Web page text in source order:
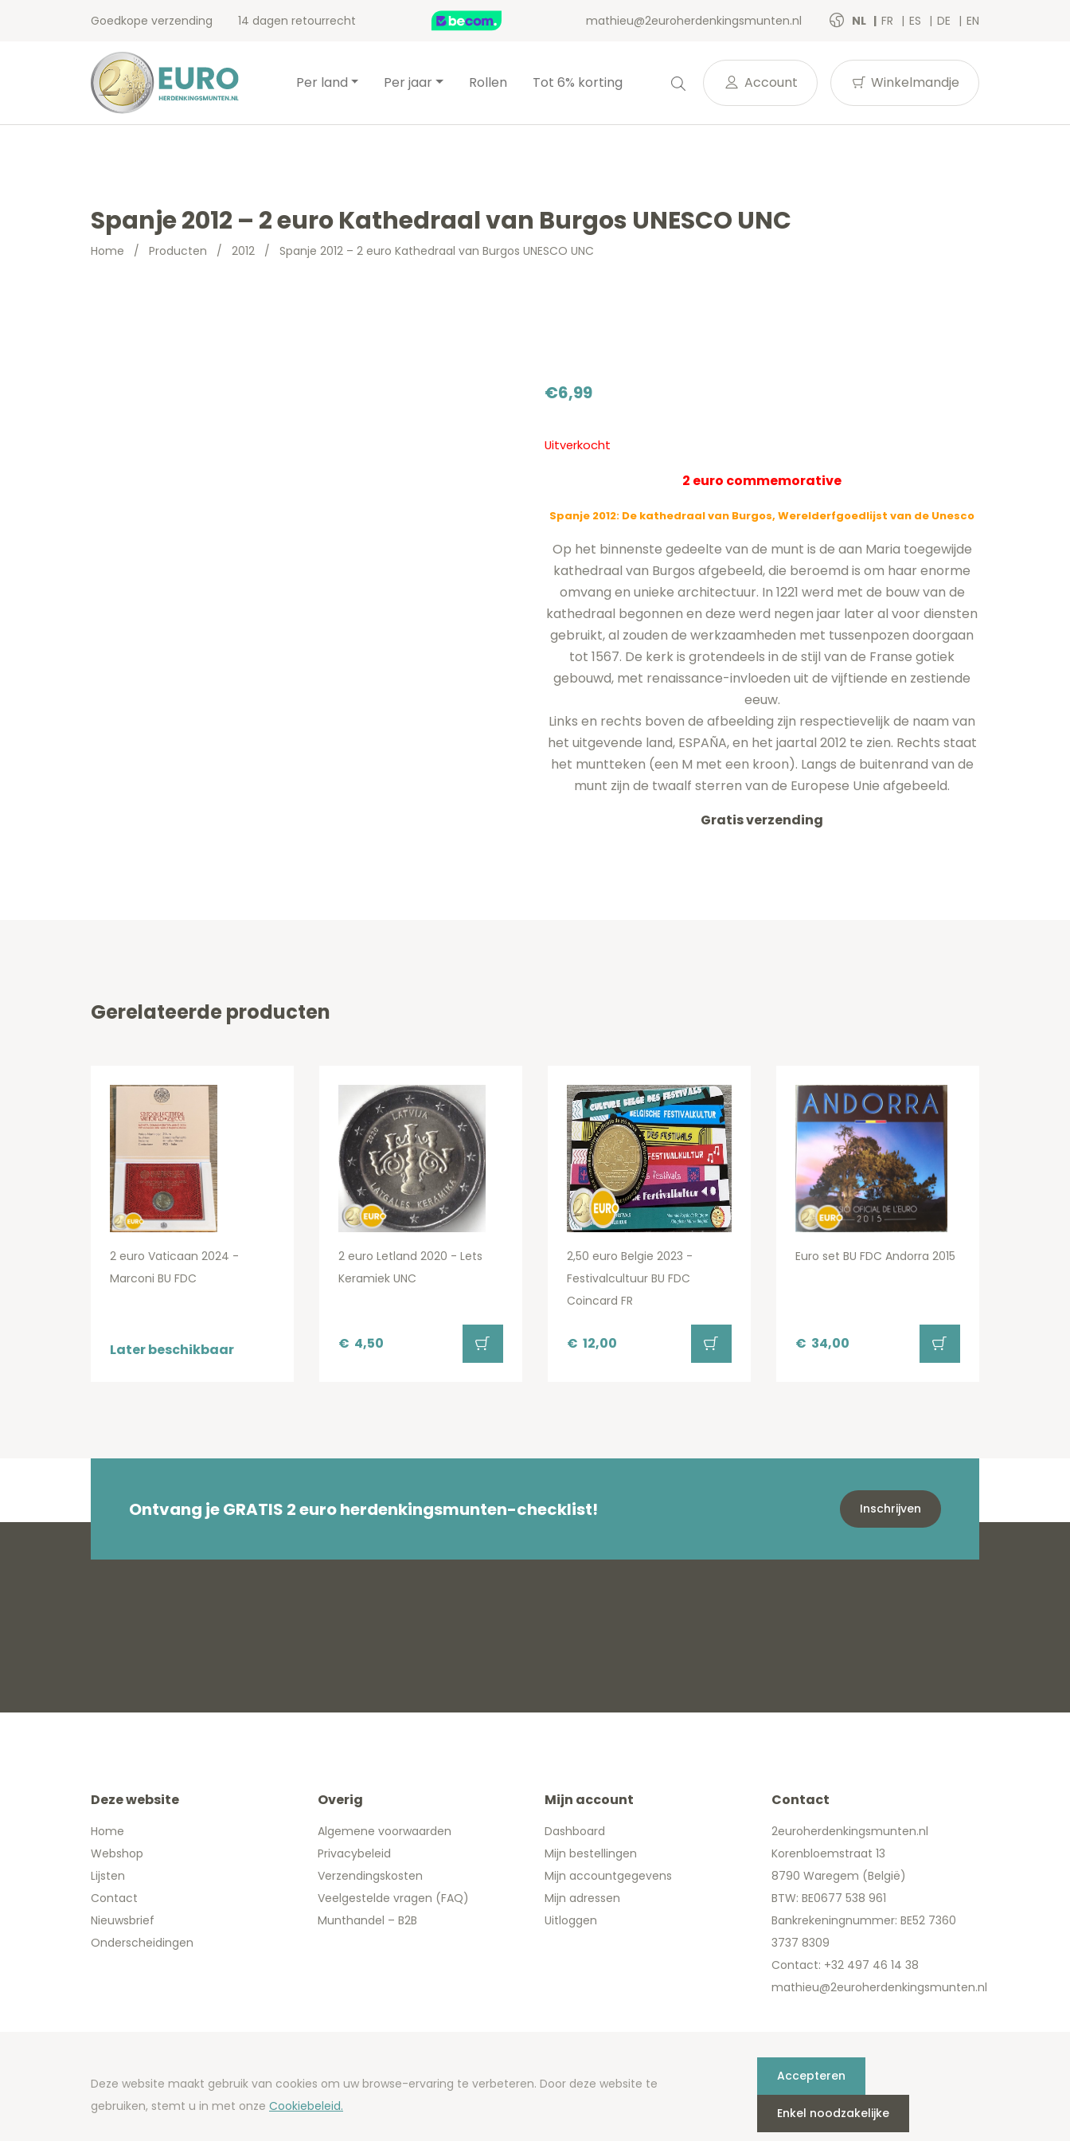
Goedkope verzending 14 dagen retourrecht mathieu@2euroherdenkingsmunten.nl NL FR ES DE EN
Per land Per jaar Rollen Tot 6% korting Account Winkelmandje
Spanje 2012 – 2 euro Kathedraal van Burgos UNESCO UNC
Home / Producten / 2012 / Spanje 2012 – 2 euro Kathedraal van Burgos UNESCO UNC
€6,99
Uitverkocht
2 euro commemorative
Spanje 2012: De kathedraal van Burgos, Werelderfgoedlijst van de Unesco
Op het binnenste gedeelte van de munt is de aan Maria toegewijde
kathedraal van Burgos afgebeeld, die beroemd is om haar enorme
omvang en unieke architectuur. In 1221 werd met de bouw van de
kathedraal begonnen en deze werd negen jaar later al voor diensten
gebruikt, al zouden de werkzaamheden met tussenpozen doorgaan
tot 1567. De kerk is grotendeels in de stijl van de Franse gotiek
gebouwd, met renaissance-invloeden uit de vijftiende en zestiende
eeuw.
Links en rechts boven de afbeelding zijn respectievelijk de naam van
het uitgevende land, ESPAÑA, en het jaartal 2012 te zien. Rechts staat
het muntteken (een M met een kroon). Langs de buitenrand van de
munt zijn de twaalf sterren van de Europese Unie afgebeeld.
Gratis verzending
Gerelateerde producten
2 euro Vaticaan 2024 -
Marconi BU FDC
Later beschikbaar
2 euro Letland 2020 - Lets
Keramiek UNC
€ 4,50
2,50 euro Belgie 2023 -
Festivalcultuur BU FDC
Coincard FR
€ 12,00
Euro set BU FDC Andorra 2015
€ 34,00
Ontvang je GRATIS 2 euro herdenkingsmunten-checklist! Inschrijven
Deze website
Home
Webshop
Lijsten
Contact
Nieuwsbrief
Onderscheidingen
Overig
Algemene voorwaarden
Privacybeleid
Verzendingskosten
Veelgestelde vragen (FAQ)
Munthandel – B2B
Mijn account
Dashboard
Mijn bestellingen
Mijn accountgegevens
Mijn adressen
Uitloggen
Contact
2euroherdenkingsmunten.nl
Korenbloemstraat 13
8790 Waregem (België)
BTW: BE0677 538 961
Bankrekeningnummer: BE52 7360
3737 8309
Contact: +32 497 46 14 38
mathieu@2euroherdenkingsmunten.nl
- Content by 2euroherdenkingsmunten.nl
Deze website maakt gebruik van cookies om uw browse-ervaring te verbeteren. Door deze website te
gebruiken, stemt u in met onze Cookiebeleid.
Accepteren
Enkel noodzakelijke